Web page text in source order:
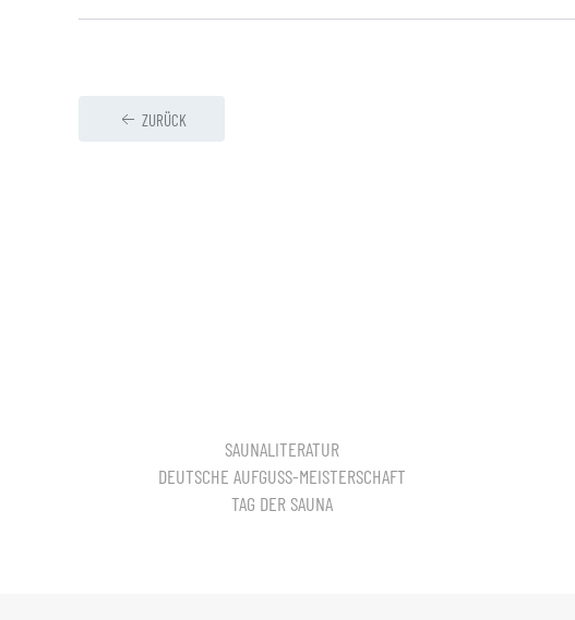
ZURÜCK
SAUNALITERATUR
DEUTSCHE AUFGUSS-MEISTERSCHAFT
TAG DER SAUNA